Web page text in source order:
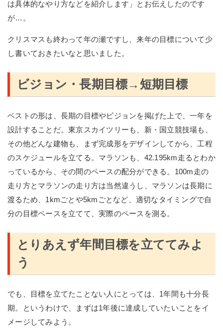
は具体的なやり方などを紹介します」とお伝えしたのです
が…。
クリスマスも終わって年の瀬ですし、来年の目標について少
し書いておきたいなと思いました。
ビジョン・長期目標→短期目標
ベストの形は、長期の目標やビジョンを掲げた上で、一年を
設計することだ。東京スカイツリーも、新・国立競技場も、
その他どんな建物も、まず完成形をデザインしてから、工程
のスケジュールを立てる。マラソンも、42.195km走るとわか
っているから、その間のペースの配分ができる。100m走の
走り方とマラソンの走り方は当然違うし、マラソンは長期に
渡るため、1kmごとや5kmごとなど、適切なタイミングで自
分の目標ペースを立てて、実際のペースを測る。
とりあえず年間目標を立ててみよ
う
でも、目標を立てたことない人にとっては、1年間も十分長
期。というわけで、まずは1年後に達成していたいことをイ
メージしてみよう。